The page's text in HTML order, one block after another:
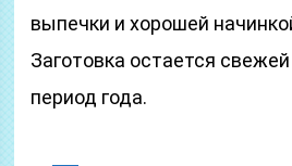
выпечки и хорошей
Заготовка остается
период года.